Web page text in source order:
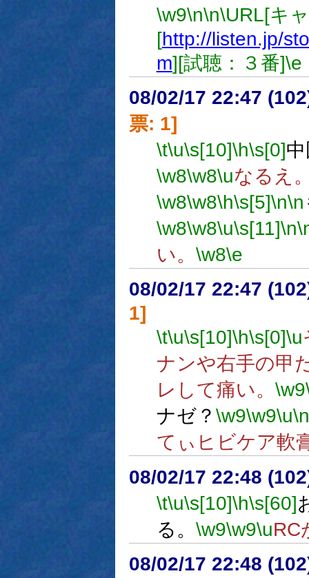
\w9\n\n\URL[キ
[http://listen.jp/
m][試聴：３番]\e
08/02/17 22:47
票: 1]
\t\u\s[10]\h\s[0]
\w8\w8\uなるえ
\w8\w8\h\s[5]\n\n
\w8\w8\u\s[11]\n
い。 \w8\e
08/02/17 22:47
1]
\t\u\s[10]\h\s[0]\u
ナンや右手の甲
レして痛い。 \w9
ナゼ？ \w9\w9\u\n
てぃヒビケア軟
08/02/17 22:48
\t\u\s[10]\h\s[60]
る。 \w9\w9\uRC
08/02/17 22:48